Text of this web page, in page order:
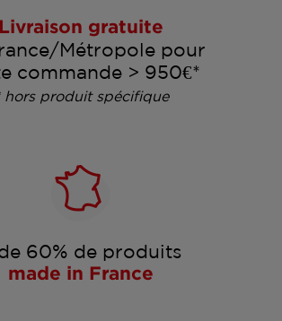
Livraison gratuite
Métropole pour
commande > 950€*
hors produit spécifique
60% de produits
made in France